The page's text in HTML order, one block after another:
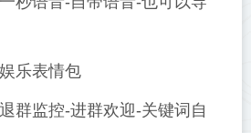
表情包
监控-进群欢迎-关键词自